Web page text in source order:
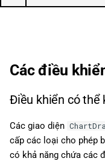
Các điều
Điều khiển có thể
Các giao diện
cấp các loại cho phép
có khả năng chứa các